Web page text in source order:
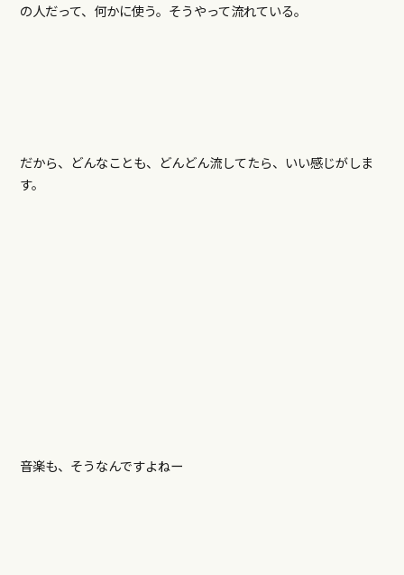
の人だって、何かに使う。そうやって流れている。
だから、どんなことも、どんどん流してたら、いい感じがしま
す。
音楽も、そうなんですよねー